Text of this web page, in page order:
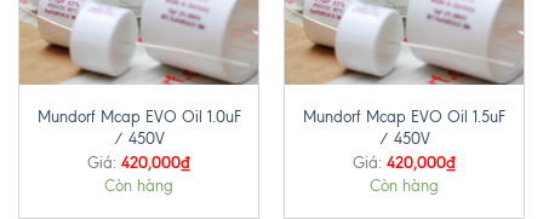
Mundorf Mcap EVO Oil 1.0uF
/ 450V
Giá: 420,000₫
Còn hàng
Mundorf Mcap EVO Oil 1.5uF
/ 450V
Giá: 420,000₫
Còn hàng